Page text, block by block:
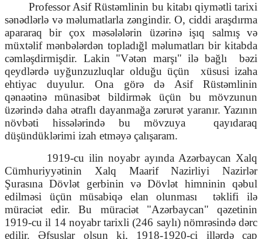
Professor Asif Rüstəmlinin bu kitabı qiymətli tarixi
sənədlərlə və məlumatlarla zəngindir. O, ciddi araşdırma
apararaq bir çox məsələlərin üzərinə işıq salmış və
müxtəlif mənbələrdən topladığl məlumatları bir kitabda
cəmləşdirmişdir. Lakin "Vətən marşı" ilə bağlı
bəzi
qeydlərdə uyğunzuzluqlar olduğu üçün
xüsusi izaha
ehtiyac duyulur. Ona görə də Asif Rüstəmlinin
qənaətinə münasibət bildirmək üçün bu mövzunun
üzərində daha ətraflı dayanmağa zərurət yaranır. Yazının
növbəti hissələrində bu mövzuya
qayıdaraq
düşündüklərimi izah etməyə çalışaram.
1919-cu ilin noyabr ayında Azərbaycan Xalq
Cümhuriyyətinin Xalq Maarif Nazirliyi Nazirlər
Şurasına Dövlət gerbinin və Dövlət himninin qəbul
edilməsi üçün müsabiqə elan olunması
təklifi ilə
müraciət edir. Bu müraciət "Azərbaycan" qəzetinin
1919-cu il 14 noyabr tarixli (246 saylı) nömrəsində dərc
edilir. Əfsuslar olsun ki, 1918-1920-ci illərdə cap